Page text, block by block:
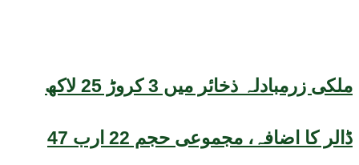
ملکی زرمبادلہ ذخائر میں 3 کروڑ 25 لاکھ
ڈالر کا اضافہ، مجموعی حجم 22 ارب 47